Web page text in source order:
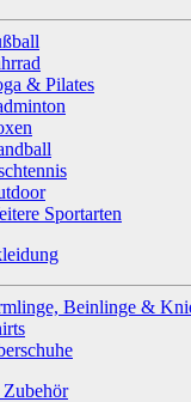
& Pilates
Sportarten
Beinlinge &
Zubehör